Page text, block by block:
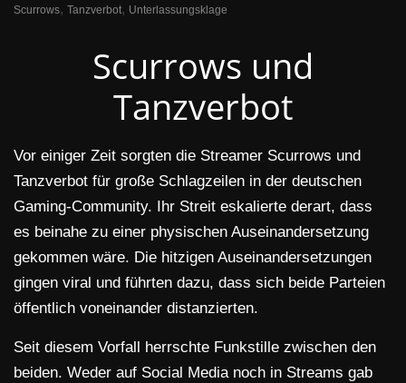
Scurrows, Tanzverbot, Unterlassungsklage
Scurrows und
Tanzverbot
Vor einiger Zeit sorgten die Streamer Scurrows und
Tanzverbot für große Schlagzeilen in der deutschen
Gaming-Community. Ihr Streit eskalierte derart, dass
es beinahe zu einer physischen Auseinandersetzung
gekommen wäre. Die hitzigen Auseinandersetzungen
gingen viral und führten dazu, dass sich beide Parteien
öffentlich voneinander distanzierten.
Seit diesem Vorfall herrschte Funkstille zwischen den
beiden. Weder auf Social Media noch in Streams gab